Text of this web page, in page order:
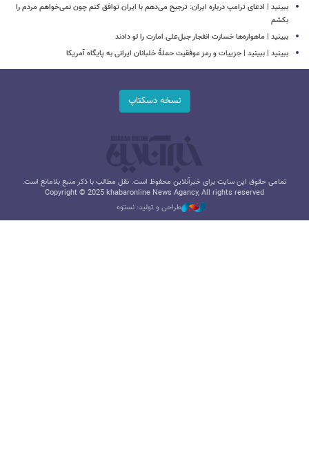
ببینید | ادعای ترامپ درباره ایران: ترجیح می‌دهم با ایران توافق کنم چون نمی‌خواهم مردم را
بکشم
ببینید | ماهواره‌ها خسارت انفجار جبل‌علی امارت را لو دادند
ببینید | ببینید | جزییات و رمز موفقیت حملۀ خلبانان ایرانی به پایگاه آمریکا
نسخه دسکتاپ
تمامی حقوق این سایت برای خبرآنلاین محفوظ است. نقل مطالب با ذکر منبع بلامانع است.
Copyright © 2025 khabaronline News Agancy, All rights reserved
طراحی و تولید: نستوه